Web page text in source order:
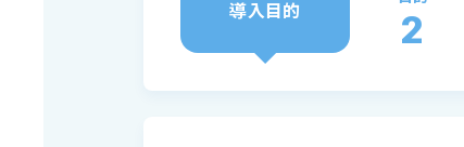
導入目的
2